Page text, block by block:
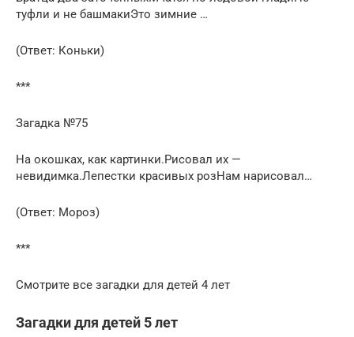
туфли и не башмакиЭто зимние …
(Ответ: Коньки)
***
Загадка №75
На окошках, как картинки.Рисовал их —
невидимка.Лепестки красивых розНам нарисовал…
(Ответ: Мороз)
***
Смотрите все загадки для детей 4 лет
Загадки для детей 5 лет